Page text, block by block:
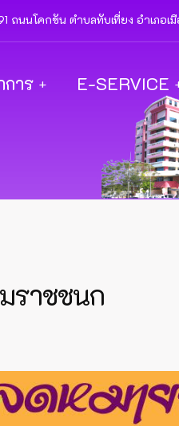
ถนนโคกขัน ตำบลทับเที่ยง อำเภอ
การ E-SERVICE
ราชชนก